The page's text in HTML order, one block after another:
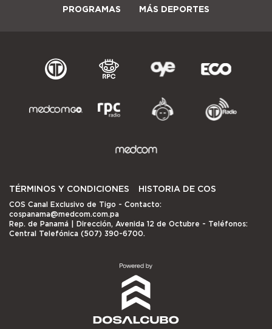
PROGRAMAS MÁS DEPORTES
TÉRMINOS Y CONDICIONES HISTORIA DE COS
COS Canal Exclusivo de Tigo - Contacto:
cospanama@medcom.com.pa
Rep. de Panamá | Dirección, Avenida 12 de Octubre - Teléfonos:
Central Telefónica (507) 390-6700.